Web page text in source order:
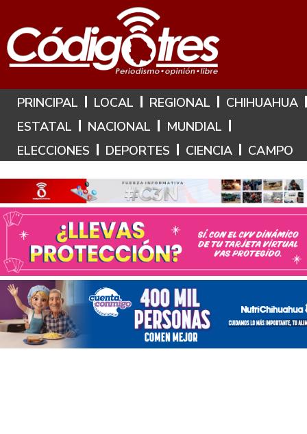
Hoy es: 7 de Agosto de 2026
PRINCIPAL LOCAL REGIONAL
CHIHUAHUA
ESTATAL
NACIONAL
MUNDIAL
ELECCIONES
DEPORTES CIENCIA CAMPO